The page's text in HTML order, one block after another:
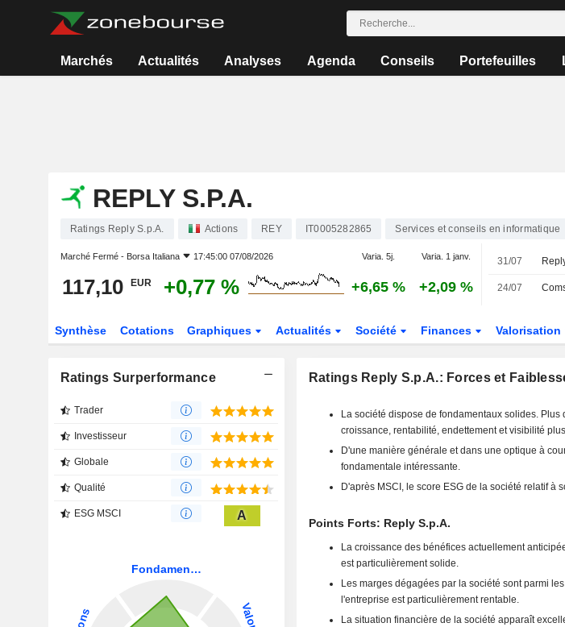
Marchés Actualités Analyses Agenda Conseils Portefeuilles
REPLY S.P.A.
Ratings Reply S.p.A. Actions REY IT0005282865 Services et conseils en informatique
Marché Fermé - Borsa Italiana 17:45:00 07/08/2026 Varia. 5j. Varia. 1 janv.
117,10 EUR +0,77 % +6,65 % +2,09 %
31/07
24/07
Synthèse Cotations Graphiques Actualités Société Finances Valorisation
Ratings Surperformance
Trader
Investisseur
Globale
Qualité
ESG MSCI A
Ratings Reply S.p.A.: Forces et
La société dispose de fondamentaux solides.
croissance, rentabilité, endettement et visibilité
D'une manière générale et dans une optique à
fondamentale intéressante.
D'après MSCI, le score ESG de la société relatif à
Points Forts: Reply S.p.A.
La croissance des bénéfices actuellement
est particulièrement solide.
Les marges dégagées par la société sont parmi
l'entreprise est particulièrement rentable.
La situation financière de la société apparaît